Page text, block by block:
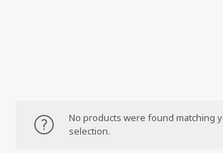
No products were found matching
selection.